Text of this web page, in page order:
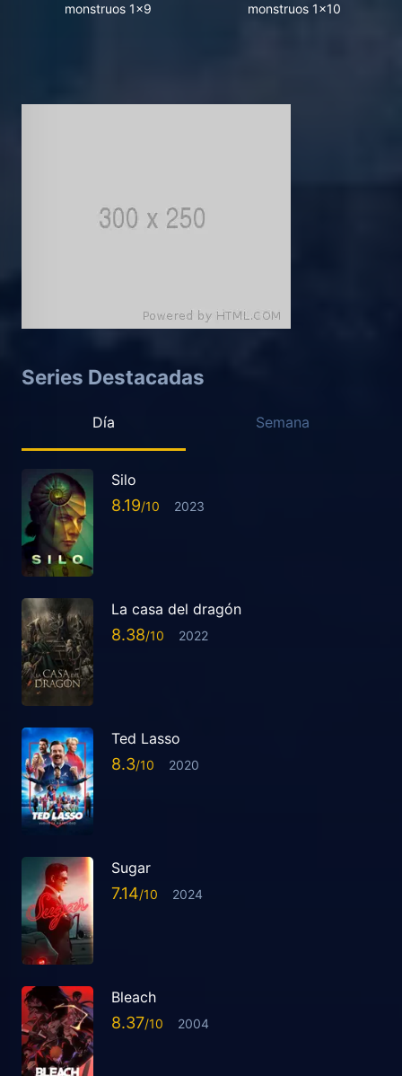
monstruos 1x9
monstruos 1x10
Series Destacadas
Día Semana
Silo
8.19 2023
La casa del dragón
8.38 2022
Ted Lasso
8.3 2020
Sugar
7.14 2024
Bleach
8.37 2004